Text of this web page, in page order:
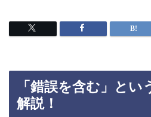
「錯誤を含む」とい
解説！